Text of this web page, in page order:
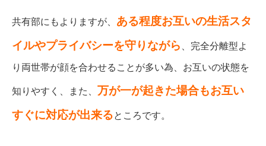
共有部にもよりますが、 ある程度お互いの生活スタ
イルやプライバシーを守りながら、完全分離型よ
り両世帯が顔を合わせることが多い為、お互いの状態を
知りやすく、また、 万が一が起きた場合もお互い
すぐに対応が出来るところです。